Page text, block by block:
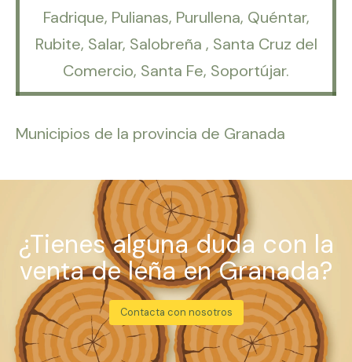
Fadrique, Pulianas, Purullena, Quéntar,
Rubite, Salar, Salobreña , Santa Cruz del
Comercio, Santa Fe, Soportújar.
Municipios de la provincia de Granada
¿Tienes alguna duda con la
venta de leña en Granada?
Contacta con nosotros